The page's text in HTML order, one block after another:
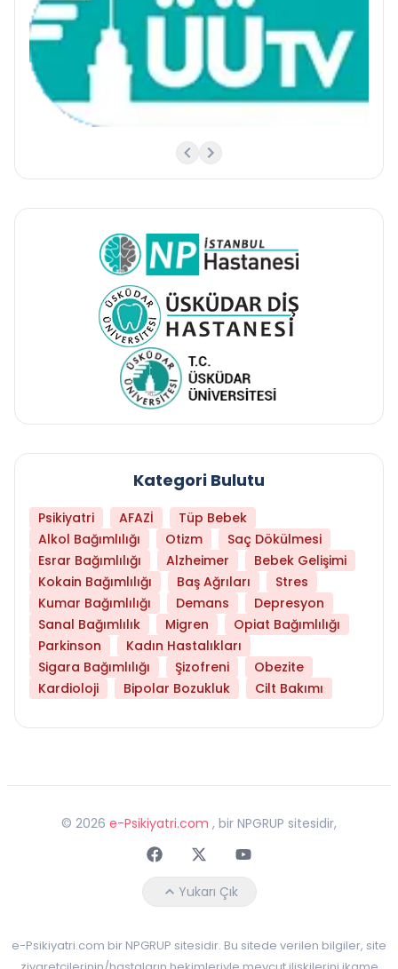
Kategori Bulutu
Psikiyatri AFAZİ
Tüp Bebek
Alkol Bağımlılığı
Otizm
Saç Dökülmesi
Esrar Bağımlılığı
Alzheimer
Bebek Gelişimi
Kokain Bağımlılığı
Baş Ağrıları
Stres
Kumar Bağımlılığı
Demans
Depresyon
Sanal Bağımlılık
Migren
Opiat Bağımlılığı
Parkinson
Kadın Hastalıkları
Sigara Bağımlılığı
Şizofreni
Obezite
Kardioloji
Bipolar Bozukluk Cilt Bakımı
© 2026 e-Psikiyatri.com , bir NPGRUP sitesidir,
FaceebokTwitterYoutube
Yukarı Çık
e-Psikiyatri.com bir NPGRUP sitesidir. Bu sitede verilen bilgiler, site